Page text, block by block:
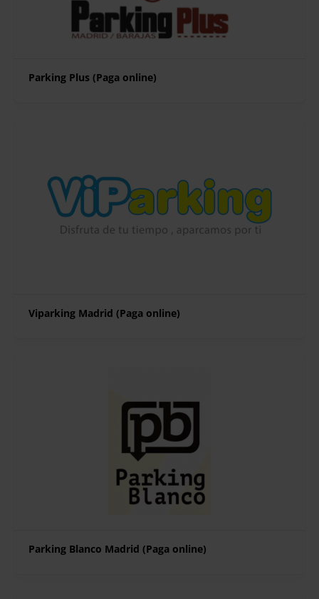
Parking Plus (Paga online)
Viparking Madrid (Paga online)
Parking Blanco Madrid (Paga online)